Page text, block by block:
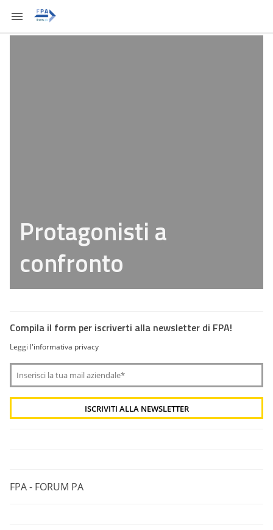
Protagonisti a
confronto
Compila il form per iscriverti alla newsletter di FPA!
Leggi l'informativa privacy
FPA - FORUM PA